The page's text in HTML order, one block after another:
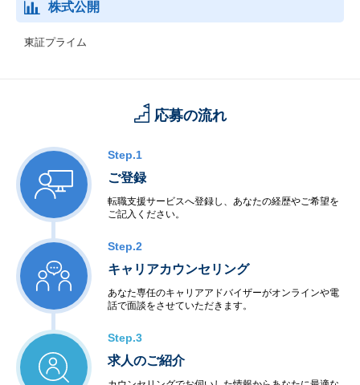
株式公開
東証プライム
応募の流れ
Step.1
ご登録
転職支援サービスへ登録し、あなたの経歴やご希望を
ご記入ください。
Step.2
キャリアカウンセリング
あなた専任のキャリアアドバイザーがオンラインや電
話で面談をさせていただきます。
Step.3
求人のご紹介